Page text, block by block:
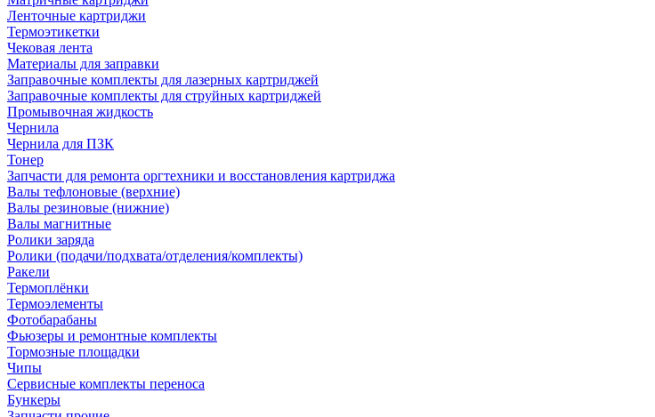
Ленточные картриджи
Термоэтикетки
Чековая лента
Материалы для заправки
Заправочные комплекты для лазерных картриджей
Заправочные комплекты для струйных картриджей
Промывочная жидкость
Чернила
Чернила для ПЗК
Тонер
Запчасти для ремонта оргтехники и восстановления картриджа
Валы тефлоновые (верхние)
Валы резиновые (нижние)
Валы магнитные
Ролики заряда
Ролики (подачи/подхвата/отделения/комплекты)
Ракели
Термоплёнки
Термоэлементы
Фотобарабаны
Фьюзеры и ремонтные комплекты
Тормозные площадки
Чипы
Сервисные комплекты переноса
Бункеры